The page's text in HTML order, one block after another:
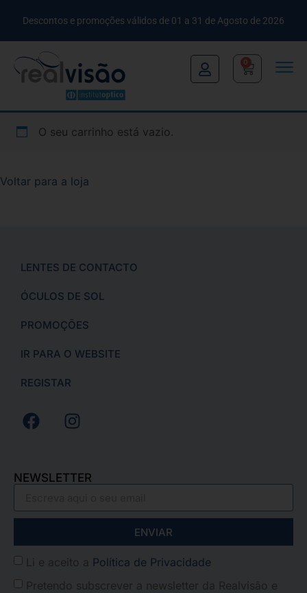
Descontos e promoções válidos de 01 a 31 de Agosto de 2026
0
O seu carrinho está vazio.
Voltar para a loja
LENTES DE CONTACTO
ÓCULOS DE SOL
PROMOÇÕES
IR PARA O WEBSITE
REGISTAR
NEWSLETTER
Li e aceito a Política de Privacidade
Pretendo subscrever a newsletter da Realvisão e
ENVIAR